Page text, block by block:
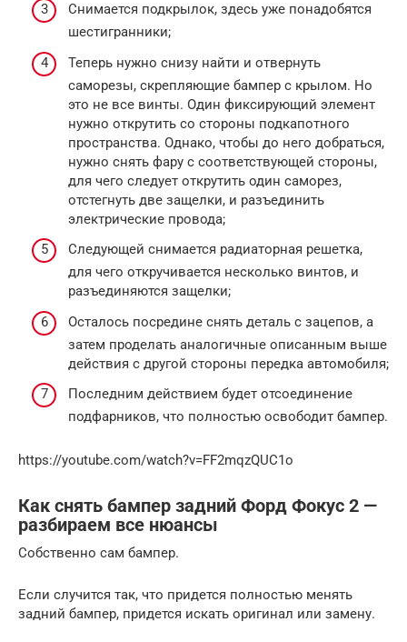
Снимается подкрылок, здесь уже понадобятся
шестигранники;
Теперь нужно снизу найти и отвернуть
саморезы, скрепляющие бампер с крылом. Но
это не все винты. Один фиксирующий элемент
нужно открутить со стороны подкапотного
пространства. Однако, чтобы до него добраться,
нужно снять фару с соответствующей стороны,
для чего следует открутить один саморез,
отстегнуть две защелки, и разъединить
электрические провода;
Следующей снимается радиаторная решетка,
для чего откручивается несколько винтов, и
разъединяются защелки;
Осталось посредине снять деталь с зацепов, а
затем проделать аналогичные описанным выше
действия с другой стороны передка автомобиля;
Последним действием будет отсоединение
подфарников, что полностью освободит бампер.
https://youtube.com/watch?v=FF2mqzQUC1o
Как снять бампер задний Форд Фокус 2 —
разбираем все нюансы
Собственно сам бампер.
Если случится так, что придется полностью менять
задний бампер, придется искать оригинал или замену.